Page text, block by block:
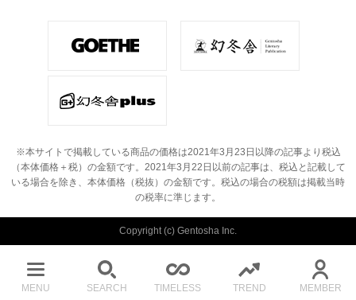
MENU SEARCH TIMELESS TREND MEMBER
※本サイトで掲載している商品の価格は2021年3月23日以降の記事より税込
（本体価格＋税）の金額です。 2021年3月22日以前の記事は、税込と記載して
いる場合を除き、本体価格（税抜）の金額です。 税込の場合の税額は掲載当時
の税率に準じます。
Copyright (c) Gentosha Inc.